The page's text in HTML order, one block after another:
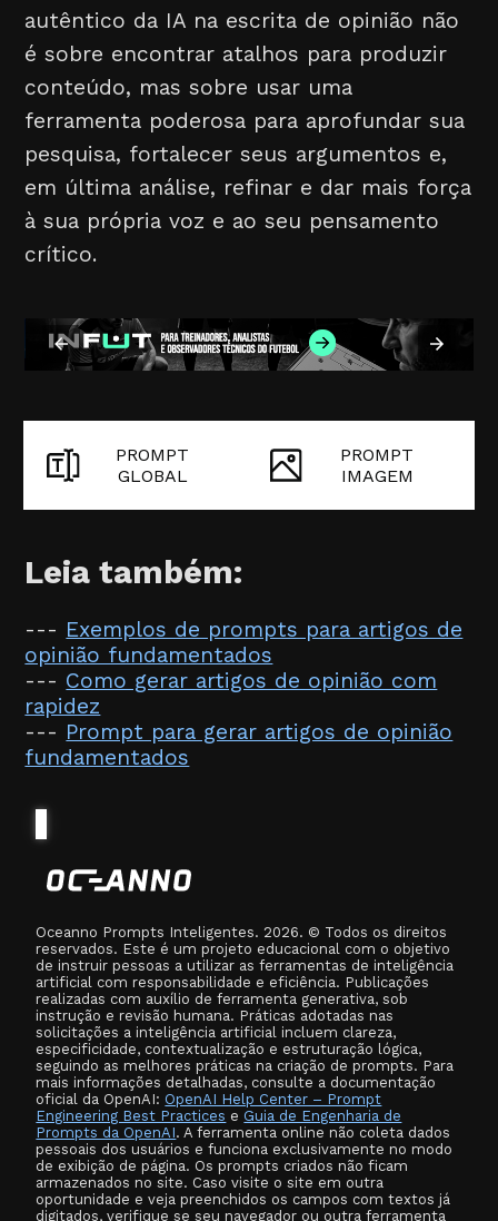
autêntico da IA na escrita de opinião não
é sobre encontrar atalhos para produzir
conteúdo, mas sobre usar uma
ferramenta poderosa para aprofundar sua
pesquisa, fortalecer seus argumentos e,
em última análise, refinar e dar mais força
à sua própria voz e ao seu pensamento
crítico.
PROMPT
GLOBAL
PROMPT
IMAGEM
Leia também:
--- Exemplos de prompts para artigos de
opinião fundamentados
--- Como gerar artigos de opinião com
rapidez
--- Prompt para gerar artigos de opinião
fundamentados
Oceanno Prompts Inteligentes. 2026. © Todos os direitos
reservados. Este é um projeto educacional com o objetivo
de instruir pessoas a utilizar as ferramentas de inteligência
artificial com responsabilidade e eficiência. Publicações
realizadas com auxílio de ferramenta generativa, sob
instrução e revisão humana. Práticas adotadas nas
solicitações a inteligência artificial incluem clareza,
especificidade, contextualização e estruturação lógica,
seguindo as melhores práticas na criação de prompts. Para
mais informações detalhadas, consulte a documentação
oficial da OpenAI: OpenAI Help Center – Prompt
Engineering Best Practices e Guia de Engenharia de
Prompts da OpenAI. A ferramenta online não coleta dados
pessoais dos usuários e funciona exclusivamente no modo
de exibição de página. Os prompts criados não ficam
armazenados no site. Caso visite o site em outra
oportunidade e veja preenchidos os campos com textos já
digitados, verifique se seu navegador ou outra ferramenta